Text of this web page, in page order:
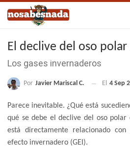
El declive del oso
Los gases invernaderos
Por Javier Mariscal C. El 4 Sep
Parece inevitable. ¿Qué está
qué se debe el declive del oso polar
está directamente relacionado
efecto invernadero (GEI).